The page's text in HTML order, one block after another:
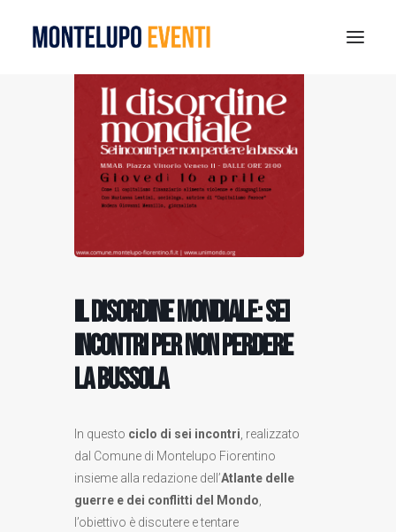
MONTELUPO SPORT DAYS 2026
ESTATE A MONTELUPO
VISIT MONTELUPO
Il disordine mondiale: Sei
incontri per non perdere
la bussola
In questo ciclo di sei incontri , realizzato
dal Comune di Montelupo Fiorentino
insieme alla redazione dell’Atlante delle
guerre e dei conflitti del Mondo
l’obiettivo è discutere e tentare